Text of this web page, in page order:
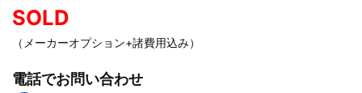
SOLD
（メーカーオプション+諸費用込み）
電話でお問い合わせ